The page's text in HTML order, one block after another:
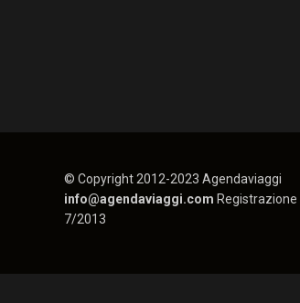
© Copyright 2012-2023 Agendaviaggi
info@agendaviaggi.com Registrazione
7/2013